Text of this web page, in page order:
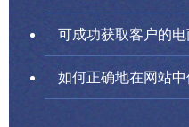
可成功获取客户的电
如何正确地在网站中